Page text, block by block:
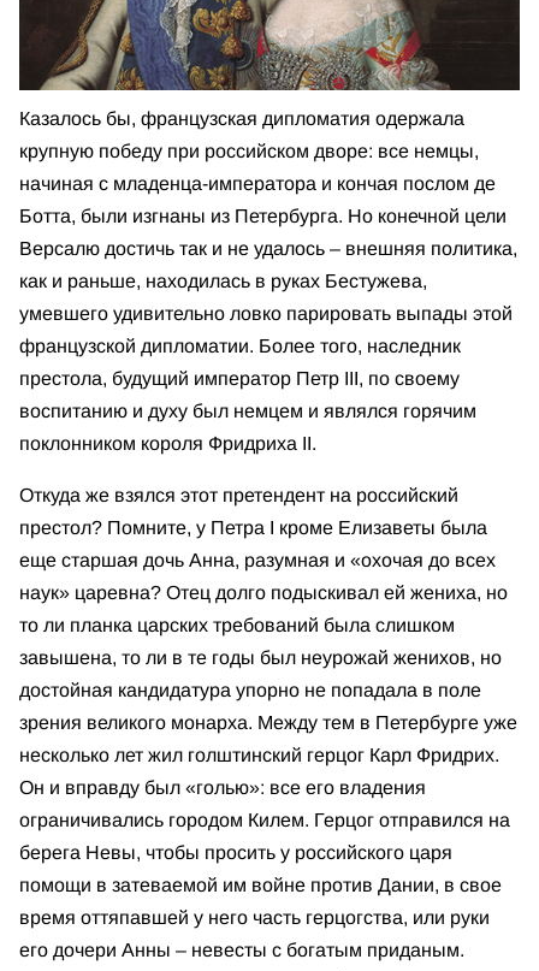
Казалось бы, французская дипломатия одержала
крупную победу при российском дворе: все немцы,
начиная с младенца-императора и кончая послом де
Ботта, были изгнаны из Петербурга. Но конечной цели
Версалю достичь так и не удалось – внешняя политика,
как и раньше, находилась в руках Бестужева,
умевшего удивительно ловко парировать выпады этой
французской дипломатии. Более того, наследник
престола, будущий император Петр III, по своему
воспитанию и духу был немцем и являлся горячим
поклонником короля Фридриха II.
Откуда же взялся этот претендент на российский
престол? Помните, у Петра I кроме Елизаветы была
еще старшая дочь Анна, разумная и «охочая до всех
наук» царевна? Отец долго подыскивал ей жениха, но
то ли планка царских требований была слишком
завышена, то ли в те годы был неурожай женихов, но
достойная кандидатура упорно не попадала в поле
зрения великого монарха. Между тем в Петербурге уже
несколько лет жил голштинский герцог Карл Фридрих.
Он и вправду был «голью»: все его владения
ограничивались городом Килем. Герцог отправился на
берега Невы, чтобы просить у российского царя
помощи в затеваемой им войне против Дании, в свое
время оттяпавшей у него часть герцогства, или руки
его дочери Анны – невесты с богатым приданым.